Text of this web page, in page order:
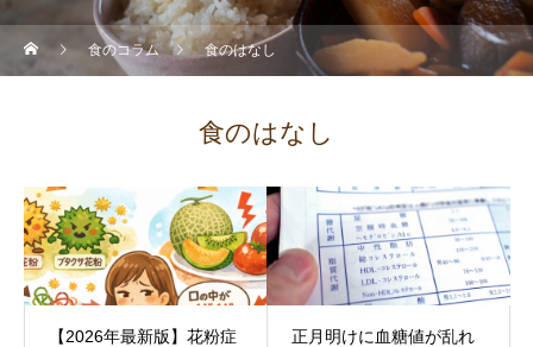
食のコラム 食のはなし
食のはなし
【2026年最新版】花粉症
正月明けに血糖値が乱れ